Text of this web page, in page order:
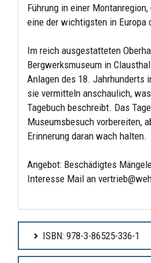
Führung in einer
eine der wichtigsten in Europa
Im reich ausgestatteten
Bergwerksmuseum in
Anlagen des 18. Jahrhunderts
sie vermitteln anschaulich,
Tagebuch beschreibt. Das
Museumsbesuch vorbereiten,
Erinnerung daran wach halten.
Angebot: Beschädigtes
Interesse Mail an
ISBN: 978-3-86525-336-1